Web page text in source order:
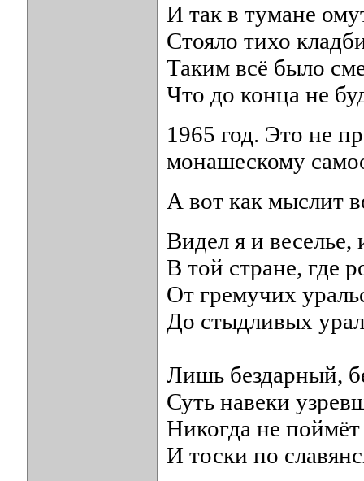
И так в тумане
Стояло тихо
Таким всё было
Что до конца не
1965 год. Это не
монашескому
А вот как мыслит
Видел я и веселье,
В той стране, где
От гремучих
До стыдливых
Лишь бездарный,
Суть навеки
Никогда не
И тоски по